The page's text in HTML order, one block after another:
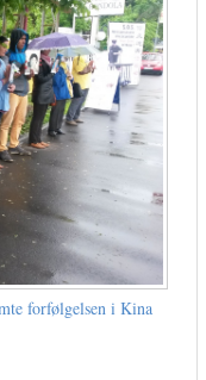
forfølgelsen i Kina